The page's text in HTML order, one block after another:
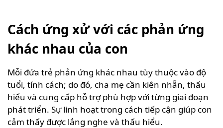
Cách ứng xử với các phản ứng
khác nhau của con
Mỗi đứa trẻ phản ứng khác nhau tùy thuộc vào độ
tuổi, tính cách; do đó, cha mẹ cần kiên nhẫn, thấu
hiểu và cung cấp hỗ trợ phù hợp với từng giai đoạn
phát triển. Sự linh hoạt trong cách tiếp cận giúp con
cảm thấy được lắng nghe và thấu hiểu.